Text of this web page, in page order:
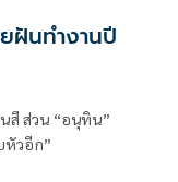
สี ส่วน “อนุทิน”
หัวอีก”